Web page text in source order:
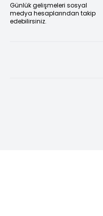
Günlük gelişmeleri sosyal
medya hesaplarından takip
edebilirsiniz.